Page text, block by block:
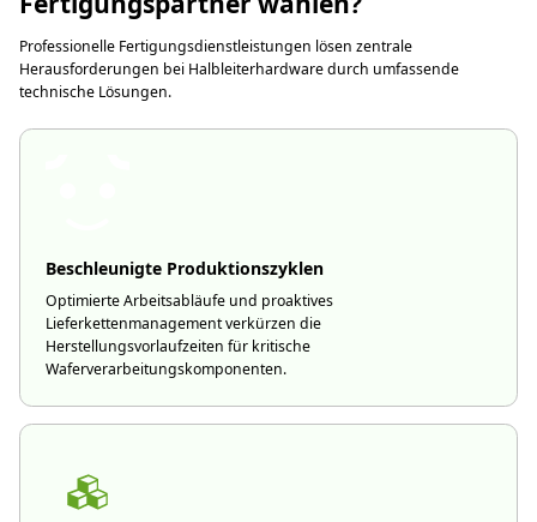
Professionelle Fertigungsdienstleistungen lösen zentrale
Herausforderungen bei Halbleiterhardware durch umfassende
technische Lösungen.
Beschleunigte Produktionszyklen
Optimierte Arbeitsabläufe und proaktives
Lieferkettenmanagement verkürzen die
Herstellungsvorlaufzeiten für kritische
Waferverarbeitungskomponenten.